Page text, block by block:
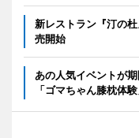
新レストラン『汀の
売開始
あの人気イベントが
「ゴマちゃん膝枕体